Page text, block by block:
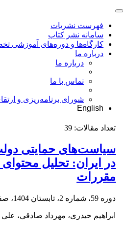
فهرست نشریات
سامانه نشر کتاب
کارگاه‌ها و دوره‌های آموزشی
درباره ما
درباره ما
تماس با ما
شورای برنامه‌ریزی و
English
تعداد مقالات: 39
سیاست‌های حمایتی
در ایران: تحلیل محتوای
مقررات
دوره 59، شماره 2، تابستان 1404، صفحه
ابراهیم حیدری، مهرداد صادقی، علی